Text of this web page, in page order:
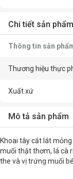
Chi tiết sản phẩm
Thông tin sản
Thương hiệu thực
Xuất xứ
Mô tả sản phẩm
Khoai tây cắt lát
muối thật thơm, lá cà
the và vị trứng muối